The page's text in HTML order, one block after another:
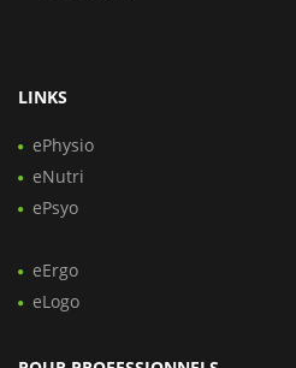
LINKS
ePhysio
eNutri
ePsyo
eErgo
eLogo